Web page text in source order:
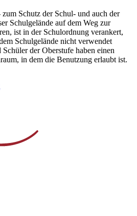
Schutz der Schul- und auch der
Schulgelände auf dem Weg zur
ist in der Schulordnung verankert,
Schulgelände nicht verwendet
der Oberstufe haben einen
in dem die Benutzung erlaubt ist.